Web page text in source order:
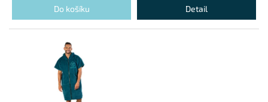
Do košíku Detail